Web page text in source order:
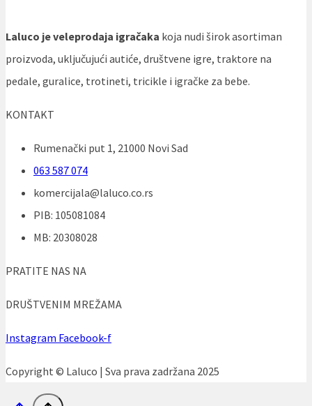
Laluco je veleprodaja igračaka koja nudi širok asortiman
proizvoda, uključujući autiće, društvene igre, traktore na
pedale, guralice, trotineti, tricikle i igračke za bebe.
KONTAKT
Rumenački put 1, 21000 Novi Sad
063 587 074
komercijala@laluco.co.rs
PIB: 105081084
MB: 20308028
PRATITE NAS NA
DRUŠTVENIM MREŽAMA
Instagram Facebook-f
Copyright © Laluco | Sva prava zadržana 2025